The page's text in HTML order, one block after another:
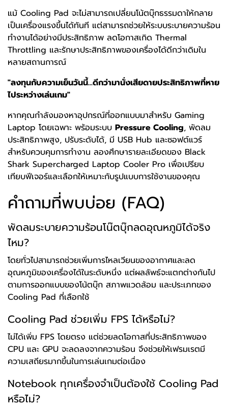
แม้ Cooling Pad จะไม่สามารถเปลี่ยนโน้ตบุ๊กธรรมดาให้กลาย
เป็นเครื่องแรงขึ้นได้ทันที แต่สามารถช่วยให้ระบบระบายความร้อน
ทำงานได้อย่างมีประสิทธิภาพ ลดโอกาสเกิด Thermal
Throttling และรักษาประสิทธิภาพของเครื่องได้ดีกว่าเดิมใน
หลายสถานการณ์
"ลงทุนกับความเย็นวันนี้...ดีกว่ามานั่งเสียดายประสิทธิภาพที่หาย
ไประหว่างเล่นเกม"
หากคุณกำลังมองหาอุปกรณ์ที่ออกแบบมาสำหรับ Gaming
Laptop โดยเฉพาะ พร้อมระบบ Pressure Cooling, พัดลม
ประสิทธิภาพสูง, ปรับระดับได้, มี USB Hub และซอฟต์แวร์
สำหรับควบคุมการทำงาน ลองศึกษารายละเอียดของ Black
Shark Supercharged Laptop Cooler Pro เพื่อเปรียบ
เทียบฟีเจอร์และเลือกให้เหมาะกับรูปแบบการใช้งานของคุณ
คำถามที่พบบ่อย (FAQ)
พัดลมระบายความร้อนโน๊ตบุ๊กลดอุณหภูมิได้จริง
ไหม?
โดยทั่วไปสามารถช่วยเพิ่มการไหลเวียนของอากาศและลด
อุณหภูมิของเครื่องได้ในระดับหนึ่ง แต่ผลลัพธ์จะแตกต่างกันไป
ตามการออกแบบของโน้ตบุ๊ก สภาพแวดล้อม และประเภทของ
Cooling Pad ที่เลือกใช้
Cooling Pad ช่วยเพิ่ม FPS ได้หรือไม่?
ไม่ได้เพิ่ม FPS โดยตรง แต่ช่วยลดโอกาสที่ประสิทธิภาพของ
CPU และ GPU จะลดลงจากความร้อน จึงช่วยให้เฟรมเรตมี
ความเสถียรมากขึ้นในการเล่นเกมต่อเนื่อง
Notebook ทุกเครื่องจำเป็นต้องใช้ Cooling Pad
หรือไม่?